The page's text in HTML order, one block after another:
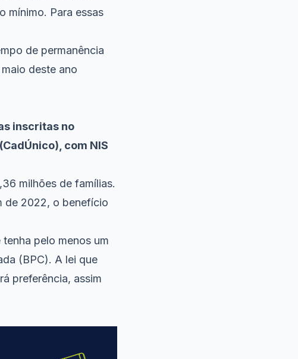
mínimo. Para essas
de permanência
deste ano
inscritas no
com NIS
milhões de famílias.
de 2022, o benefício
pelo menos um
(BPC). A lei que
preferência, assim